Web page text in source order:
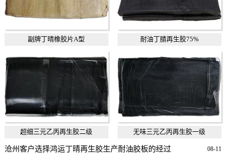
副牌丁晴橡胶片A型 耐油丁腈再生胶75%
超细三元乙丙再生胶二级 无味三元乙丙再生胶一级
08-11
沧州客户选择鸿运丁晴再生胶生产耐油胶板的经过